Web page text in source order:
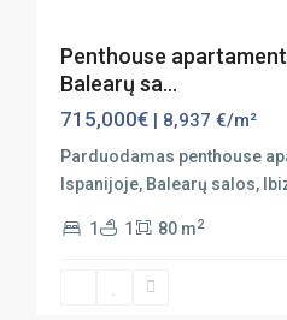
Penthouse
Balearų sa...
715,000€ | 8,937 €/m²
Parduodamas penthouse
Ispanijoje, Balearų salos,
1 1 80 m2